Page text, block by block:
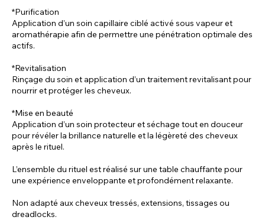
*Purification
Application d’un soin capillaire ciblé activé sous vapeur et
aromathérapie afin de permettre une pénétration optimale des
actifs.
*Revitalisation
Rinçage du soin et application d’un traitement revitalisant pour
nourrir et protéger les cheveux.
*Mise en beauté
Application d’un soin protecteur et séchage tout en douceur
pour révéler la brillance naturelle et la légèreté des cheveux
après le rituel.
L’ensemble du rituel est réalisé sur une table chauffante pour
une expérience enveloppante et profondément relaxante.
Non adapté aux cheveux tressés, extensions, tissages ou
dreadlocks.